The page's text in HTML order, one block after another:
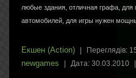
любые здания, отличная графа, для
автомобилей, для игры нужен
Екшен (Action) Переглядів:
newgames Дата: 30.03.2010